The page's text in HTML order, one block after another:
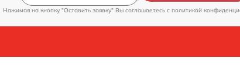
Нажимая на кнопку "Оставить заявку" Вы соглашаетесь c политикой